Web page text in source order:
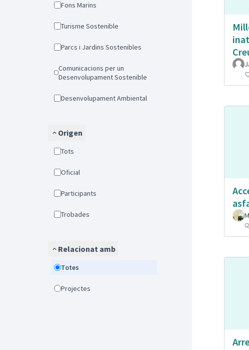
Fons Marins
Turisme Sostenible
Parcs i Jardins Sostenibles
Comunicacions per un
Desenvolupament Sostenible
Desenvolupament Ambiental
Origen
Tots
Oficial
Participants
Trobades
Relacionat amb
Totes
Projectes